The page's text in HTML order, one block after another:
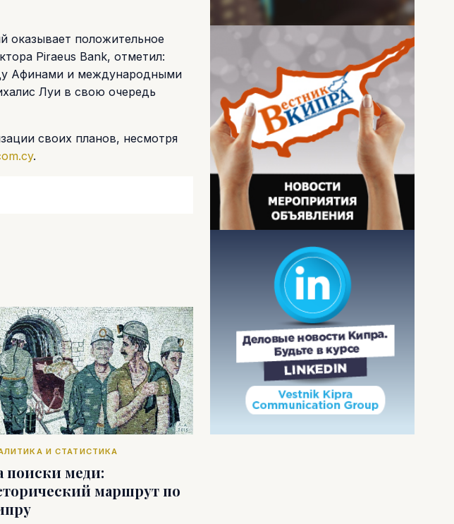
оказывает положительное
Piraeus Bank, отметил:
Афинами и международными
Луи в свою очередь
своих планов, несмотря
.
И СТАТИСТИКА
поиски меди:
маршрут по